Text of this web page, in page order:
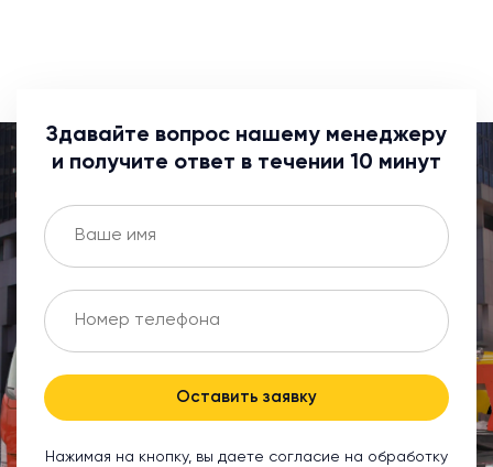
Здавайте вопрос нашему менеджеру
и получите ответ в течении 10 минут
Оставить заявку
Нажимая на кнопку, вы даете согласие на обработку